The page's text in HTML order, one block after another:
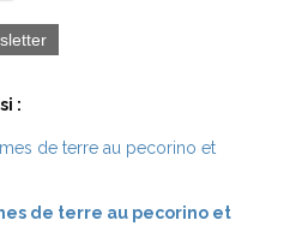
:
de terre au pecorino et